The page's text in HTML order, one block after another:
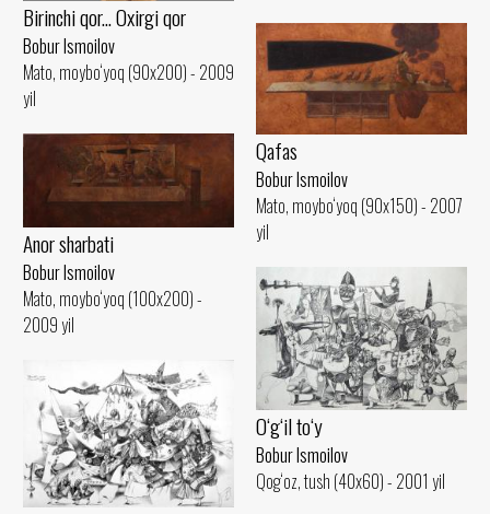
Birinchi qor... Oxirgi qor
Bobur Ismoilov
Mato, moybo‘yoq (90x200) - 2009
yil
Qafas
Bobur Ismoilov
Mato, moybo‘yoq (90x150) - 2007
yil
Anor sharbati
Bobur Ismoilov
Mato, moybo‘yoq (100x200) -
2009 yil
O‘g‘il to‘y
Bobur Ismoilov
Qog‘oz, tush (40x60) - 2001 yil